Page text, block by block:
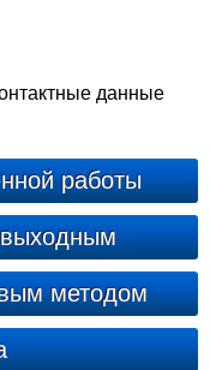
данные
работы
методом